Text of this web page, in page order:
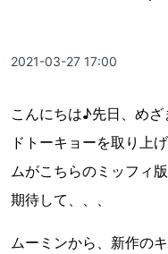
2021-03-27 17:00
こんにちは♪先日、め
ドトーキョーを取り上
ムがこちらのミッフィ
期待して、、、
ムーミンから、新作の